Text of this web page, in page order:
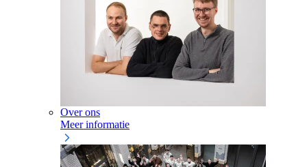
Over ons
Meer informatie